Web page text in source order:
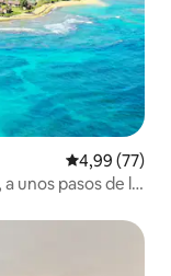
Calificación
4,99 (77)
unos pasos de la